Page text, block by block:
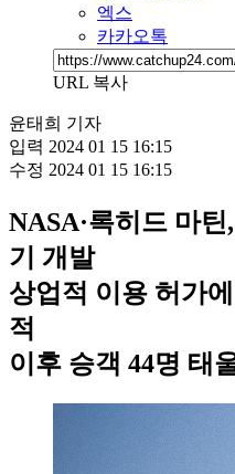
엑스
카카오톡
URL 복사
윤태희 기자
입력 2024 01 15 16:15
수정 2024 01 15 16:15
NASA·록히드 마
기 개발
상업적 이용 허가
적
이후 승객 44명 태